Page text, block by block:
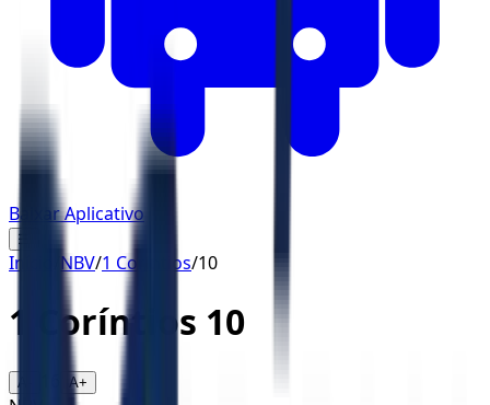
Baixar Aplicativo
☰
Início NBV/1 Coríntios/10
1 Coríntios 10
A- A+